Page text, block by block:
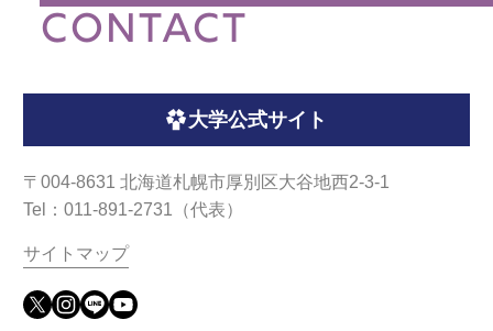
CONTACT
大学公式サイト
〒004-8631 北海道札幌市厚別区大谷地西2-3-1
Tel：011-891-2731（代表）
サイトマップ